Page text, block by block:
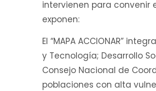
intervienen para convenir
exponen:
El “MAPA ACCIONAR”
y Tecnología; Desarrollo
Consejo Nacional de
poblaciones con alta